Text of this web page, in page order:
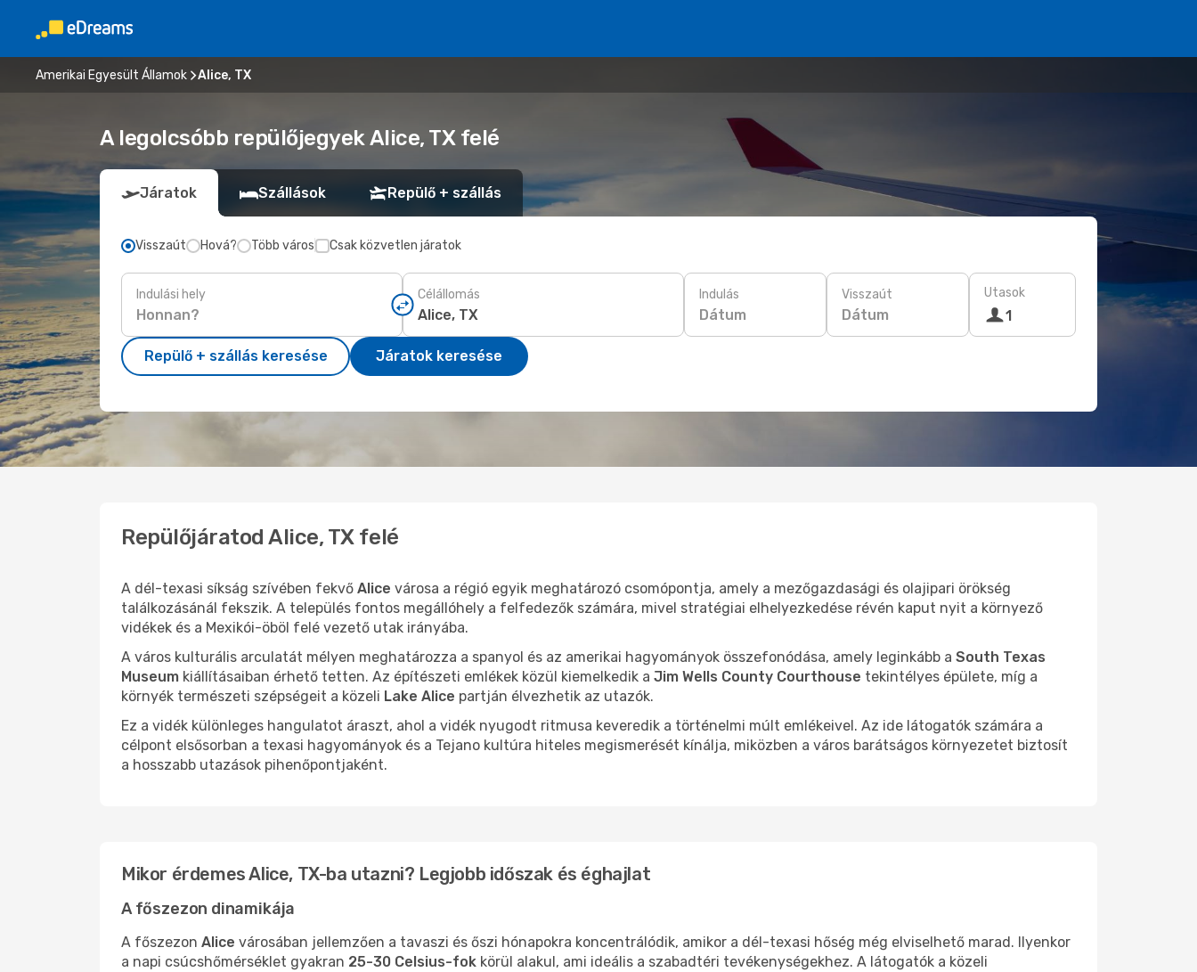
Amerikai Egyesült Államok Alice, TX
A legolcsóbb repülőjegyek Alice, TX felé
Járatok Szállások Repülő + szállás
Visszaút Hová? Több város Csak közvetlen járatok
Indulási hely Célállomás Indulás
Dátum
Visszaút
Dátum
Utasok
1
Repülő + szállás keresése Járatok keresése
Repülőjáratod Alice, TX felé
A dél-texasi síkság szívében fekvő Alice városa a régió egyik meghatározó csomópontja, amely a mezőgazdasági és olajipari örökség
találkozásánál fekszik. A település fontos megállóhely a felfedezők számára, mivel stratégiai elhelyezkedése révén kaput nyit a környező
vidékek és a Mexikói-öböl felé vezető utak irányába.
A város kulturális arculatát mélyen meghatározza a spanyol és az amerikai hagyományok összefonódása, amely leginkább a South Texas
Museum kiállításaiban érhető tetten. Az építészeti emlékek közül kiemelkedik a Jim Wells County Courthouse tekintélyes épülete, míg a
környék természeti szépségeit a közeli Lake Alice partján élvezhetik az utazók.
Ez a vidék különleges hangulatot áraszt, ahol a vidék nyugodt ritmusa keveredik a történelmi múlt emlékeivel. Az ide látogatók számára a
célpont elsősorban a texasi hagyományok és a Tejano kultúra hiteles megismerését kínálja, miközben a város barátságos környezetet biztosít
a hosszabb utazások pihenőpontjaként.
Mikor érdemes Alice, TX-ba utazni? Legjobb időszak és éghajlat
A főszezon dinamikája
A főszezon Alice városában jellemzően a tavaszi és őszi hónapokra koncentrálódik, amikor a dél-texasi hőség még elviselhető marad. Ilyenkor
a napi csúcshőmérséklet gyakran 25-30 Celsius-fok körül alakul, ami ideális a szabadtéri tevékenységekhez. A látogatók a közeli